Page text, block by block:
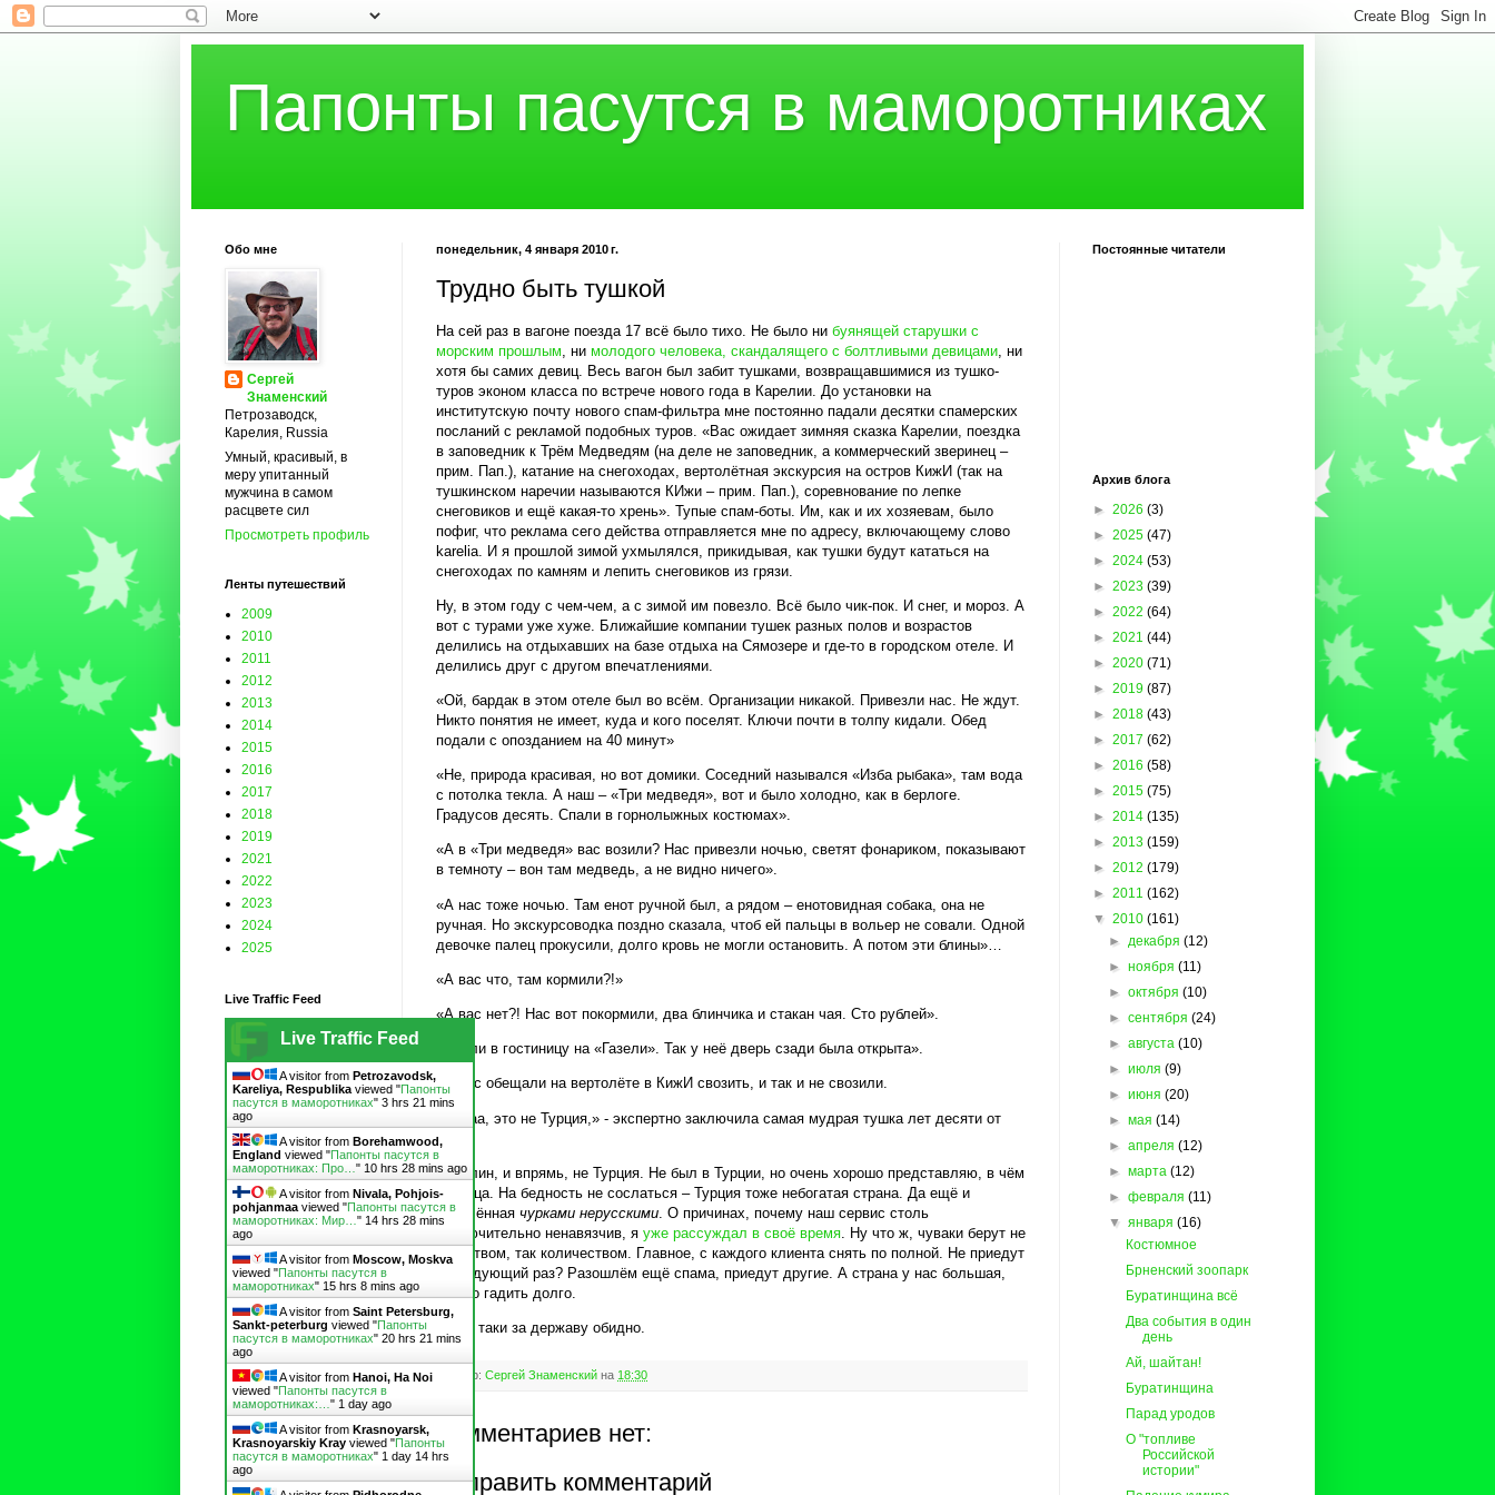
Папонты пасутся в маморотниках
понедельник, 4 января 2010 г.
Трудно быть тушкой
На сей раз в вагоне поезда 17 всё было тихо. Не было ни буянящей старушки с
морским прошлым , ни молодого человека, скандалящего с болтливыми девицами , ни
хотя бы самих девиц. Весь вагон был забит тушками, возвращавшимися из тушко-
туров эконом класса по встрече нового года в Карелии. До установки на
институтскую почту нового спам-фильтра мне постоянно падали десятки спамерских
посланий с рекламой подобных туров. «Вас ожидает зимняя сказка Карелии, поездка
в заповедник к Трём Медведям (на деле не заповедник, а коммерческий зверинец –
прим. Пап.), катание на снегоходах, вертолётная экскурсия на остров КижИ (так на
тушкинском наречии называются КИжи – прим. Пап.), соревнование по лепке
снеговиков и ещё какая-то хрень». Тупые спам-боты. Им, как и их хозяевам, было
пофиг, что реклама сего действа отправляется мне по адресу, включающему слово
karelia. И я прошлой зимой ухмылялся, прикидывая, как тушки будут кататься на
снегоходах по камням и лепить снеговиков из грязи.
Ну, в этом году с чем-чем, а с зимой им повезло. Всё было чик-пок. И снег, и мороз. А
вот с турами уже хуже. Ближайшие компании тушек разных полов и возрастов
делились на отдыхавших на базе отдыха на Сямозере и где-то в городском отеле. И
делились друг с другом впечатлениями.
«Ой, бардак в этом отеле был во всём. Организации никакой. Привезли нас. Не ждут.
Никто понятия не имеет, куда и кого поселят. Ключи почти в толпу кидали. Обед
подали с опозданием на 40 минут»
«Не, природа красивая, но вот домики. Соседний назывался «Изба рыбака», там вода
с потолка текла. А наш – «Три медведя», вот и было холодно, как в берлоге.
Градусов десять. Спали в горнолыжных костюмах».
«А в «Три медведя» вас возили? Нас привезли ночью, светят фонариком, показывают
в темноту – вон там медведь, а не видно ничего».
«А нас тоже ночью. Там енот ручной был, а рядом – енотовидная собака, она не
ручная. Но экскурсоводка поздно сказала, чтоб ей пальцы в вольер не совали. Одной
девочке палец прокусили, долго кровь не могли остановить. А потом эти блины»…
«А вас что, там кормили?!»
«А вас нет?! Нас вот покормили, два блинчика и стакан чая. Сто рублей».
«Ехали в гостиницу на «Газели». Так у неё дверь сзади была открыта».
«А нас обещали на вертолёте в КижИ свозить, и так и не свозили.
«Даааа, это не Турция,» - экспертно заключила самая мудрая тушка лет десяти от
роду.
Да, блин, и впрямь, не Турция. Не был в Турции, но очень хорошо представляю, в чём
разница. На бедность не сослаться – Турция тоже небогатая страна. Да ещё и
населённая чурками нерусскими . О причинах, почему наш сервис столь
исключительно ненавязчив, я уже рассуждал в своё время . Ну что ж, чуваки берут не
качеством, так количеством. Главное, с каждого клиента снять по полной. Не приедут
в следующий раз? Разошлём ещё спама, приедут другие. А страна у нас большая,
можно гадить долго.
И всё таки за державу обидно.
Автор: Сергей Знаменский на 18:30
Комментариев нет:
Отправить комментарий
Обо мне
Сергей
Знаменский
Петрозаводск,
Карелия, Russia
Умный, красивый, в
меру упитанный
мужчина в самом
расцвете сил
Просмотреть профиль
Ленты путешествий
2009
2010
2011
2012
2013
2014
2015
2016
2017
2018
2019
2021
2022
2023
2024
2025
Live Traffic Feed
Live Traffic Feed
A visitor from Petrozavodsk,
Kareliya, Respublika viewed "Папонты
пасутся в маморотниках" 3 hrs 21 mins
ago
A visitor from Borehamwood,
England viewed "Папонты пасутся в
маморотниках: Про… " 10 hrs 28 mins ago
A visitor from Nivala, Pohjois-
pohjanmaa viewed "Папонты пасутся в
маморотниках: Мир… " 14 hrs 28 mins
ago
A visitor from Moscow, Moskva
viewed "Папонты пасутся в
маморотниках" 15 hrs 8 mins ago
A visitor from Saint Petersburg,
Sankt-peterburg viewed "Папонты
пасутся в маморотниках" 20 hrs 21 mins
ago
A visitor from Hanoi, Ha Noi
viewed "Папонты пасутся в
маморотниках:… " 1 day ago
A visitor from Krasnoyarsk,
Krasnoyarskiy Kray viewed "Папонты
пасутся в маморотниках" 1 day 14 hrs
ago
Постоянные читатели
Архив блога
► 2026 (3)
► 2025 (47)
► 2024 (53)
► 2023 (39)
► 2022 (64)
► 2021 (44)
► 2020 (71)
► 2019 (87)
► 2018 (43)
► 2017 (62)
► 2016 (58)
► 2015 (75)
► 2014 (135)
► 2013 (159)
► 2012 (179)
► 2011 (162)
▼ 2010 (161)
►декабря(12)
►ноября(11)
►октября(10)
►сентября(24)
►августа(10)
►июля(9)
►июня(20)
►мая(14)
►апреля(12)
►марта(12)
►февраля(11)
▼января(16)
Костюмное
Брненский зоопарк
Буратинщина всё
Два события в один
день
Ай, шайтан!
Буратинщина
Парад уродов
О "топливе
Российской
истории"